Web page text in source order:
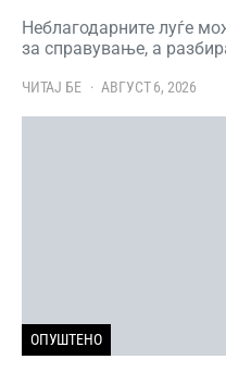
Неблагодарните луѓе
за справување, а
ЧИТАЈ БЕ АВГУСТ 6, 2026
ОПУШТЕНО